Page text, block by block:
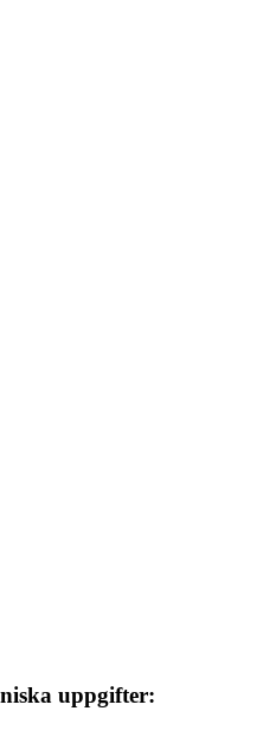
uppgifter: